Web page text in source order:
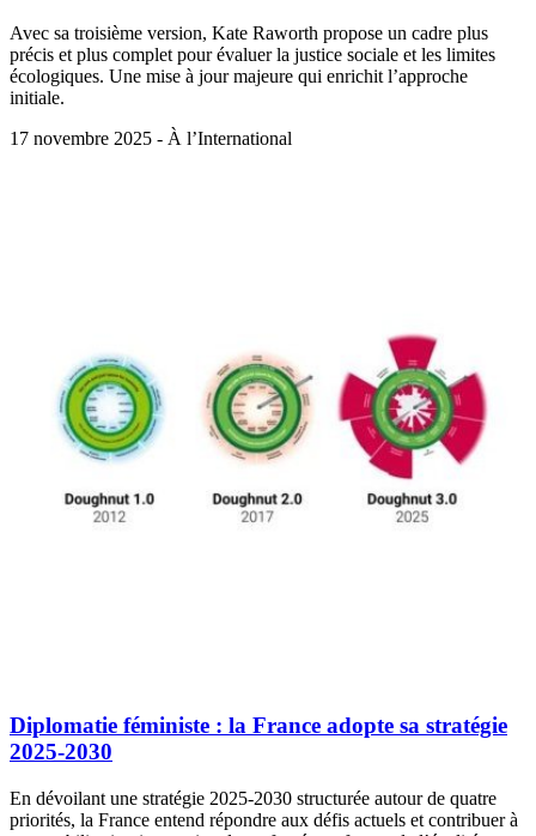
Avec sa troisième version, Kate Raworth propose un cadre plus
précis et plus complet pour évaluer la justice sociale et les limites
écologiques. Une mise à jour majeure qui enrichit l’approche
initiale.
17 novembre 2025 - À l’International
Diplomatie féministe : la France adopte sa stratégie
2025-2030
En dévoilant une stratégie 2025-2030 structurée autour de quatre
priorités, la France entend répondre aux défis actuels et contribuer à